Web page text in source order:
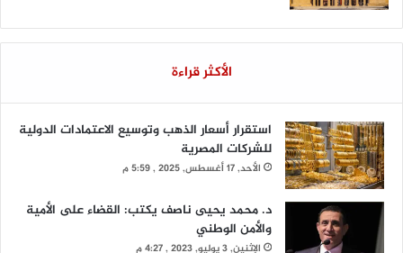
الأكثر قراءة
استقرار أسعار الذهب وتوسيع الاعتمادات الدولية
للشركات المصرية
الأحد, 17 أغسطس, 2025 , 5:59 م
د. محمد يحيى ناصف يكتب: القضاء على الأمية
والأمن الوطني
الإثنين, 3 يوليو, 2023 , 4:27 م